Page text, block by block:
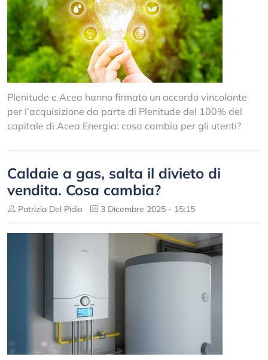
Plenitude e Acea hanno firmato un accordo vincolante
per l’acquisizione da parte di Plenitude del 100% del
capitale di Acea Energia: cosa cambia per gli utenti?
Caldaie a gas, salta il divieto di
vendita. Cosa cambia?
Patrizia Del Pidio 3 Dicembre 2025 - 15:15